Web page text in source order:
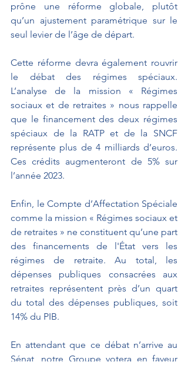
prône une réforme globale, plutôt
qu’un ajustement paramétrique sur le
seul levier de l’âge de départ.
Cette réforme devra également rouvrir
le débat des régimes spéciaux.
L’analyse de la mission « Régimes
sociaux et de retraites » nous rappelle
que le financement des deux régimes
spéciaux de la RATP et de la SNCF
représente plus de 4 milliards d’euros.
Ces crédits augmenteront de 5% sur
l’année 2023.
Enfin, le Compte d’Affectation Spéciale
comme la mission « Régimes sociaux et
de retraites » ne constituent qu’une part
des financements de l'État vers les
régimes de retraite. Au total, les
dépenses publiques consacrées aux
retraites représentent près d’un quart
du total des dépenses publiques, soit
14% du PIB.
En attendant que ce débat n’arrive au
Sénat, notre Groupe votera en faveur